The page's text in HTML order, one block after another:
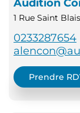
Audition
1 Rue Saint
0233287654
Prendre